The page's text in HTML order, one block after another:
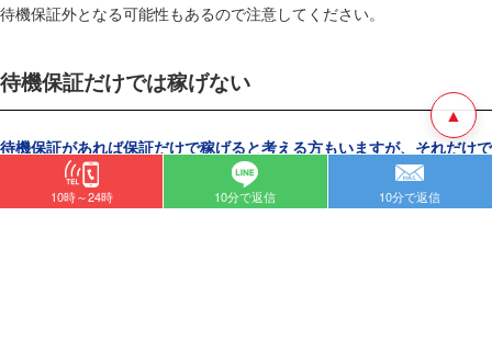
待機保証外となる可能性もあるので注意してください。
待機保証だけでは稼げない
待機保証があれば保証だけで稼げると考える方もいますが、それだけで
は多く稼ぐことは不可能
待機保証は、チャットレディの仕事で稼げる最低金額を設定している事
▲
10時～24時 10分で返信 10分で返信